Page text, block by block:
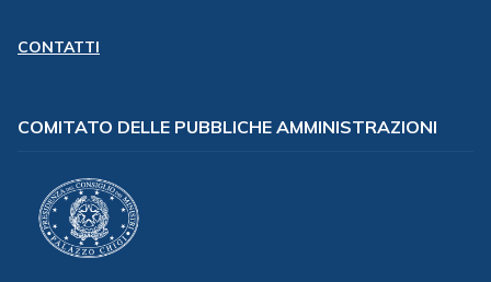
CONTATTI
COMITATO DELLE PUBBLICHE AMMINISTRAZIONI